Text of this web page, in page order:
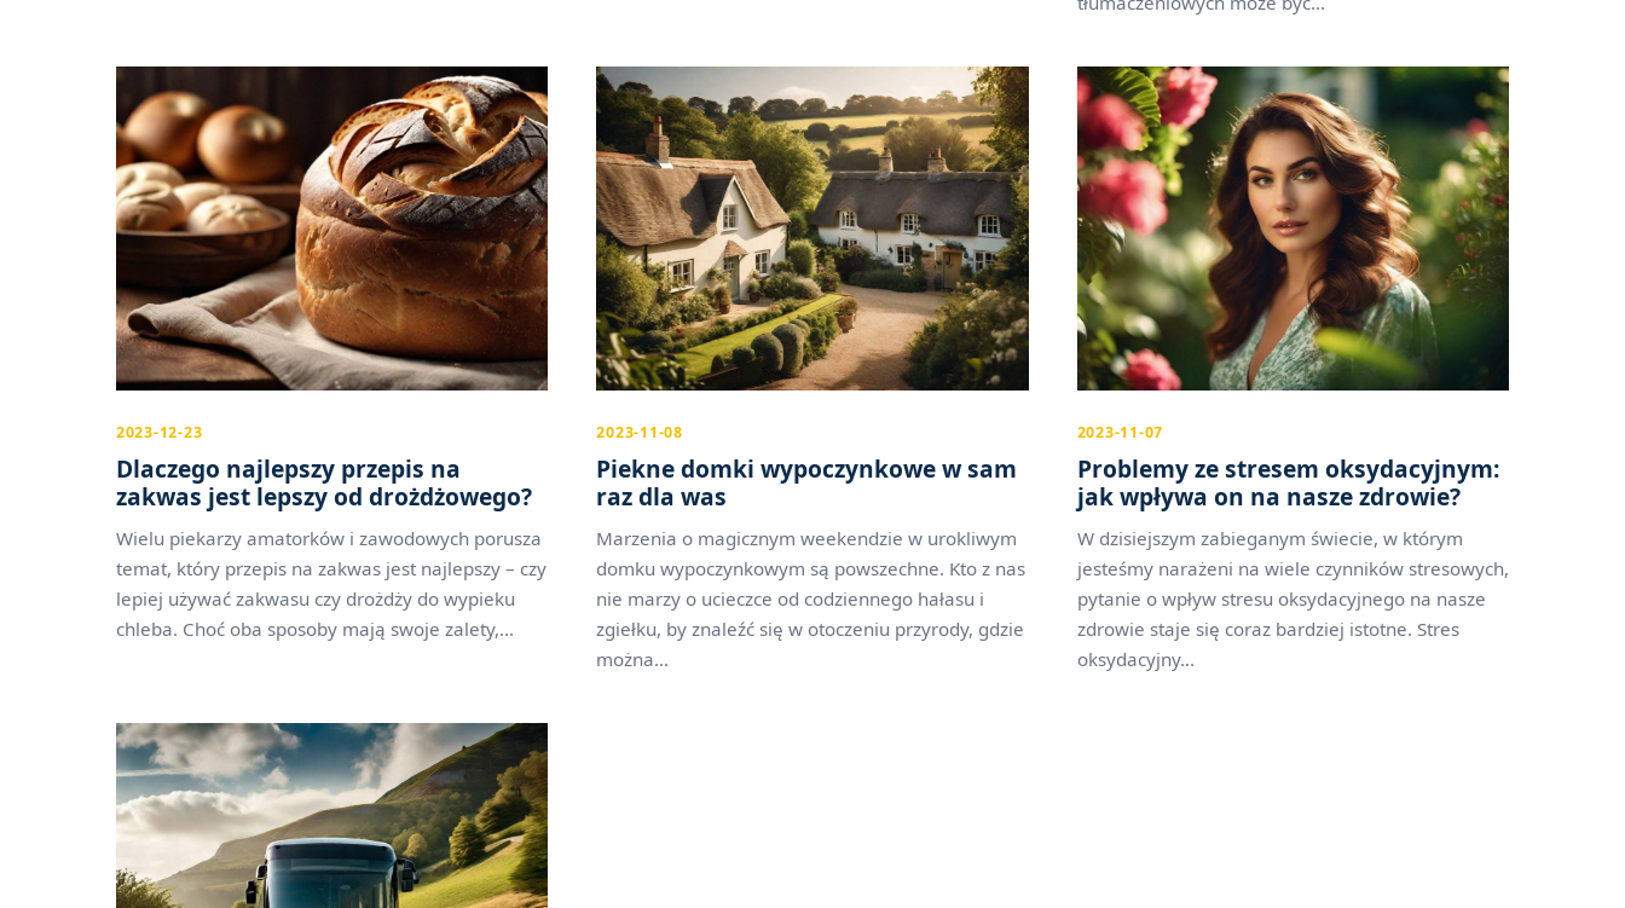
2023-12-23
Dlaczego najlepszy przepis na
zakwas jest lepszy od drożdżowego?
Wielu piekarzy amatorków i zawodowych porusza
temat, który przepis na zakwas jest najlepszy – czy
lepiej używać zakwasu czy drożdży do wypieku
chleba. Choć oba sposoby mają swoje zalety,...
2023-11-08
Piekne domki wypoczynkowe w sam
raz dla was
Marzenia o magicznym weekendzie w urokliwym
domku wypoczynkowym są powszechne. Kto z nas
nie marzy o ucieczce od codziennego hałasu i
zgiełku, by znaleźć się w otoczeniu przyrody, gdzie
można...
2023-11-07
Problemy ze stresem oksydacyjnym:
jak wpływa on na nasze zdrowie?
W dzisiejszym zabieganym świecie, w którym
jesteśmy narażeni na wiele czynników stresowych,
pytanie o wpływ stresu oksydacyjnego na nasze
zdrowie staje się coraz bardziej istotne. Stres
oksydacyjny...